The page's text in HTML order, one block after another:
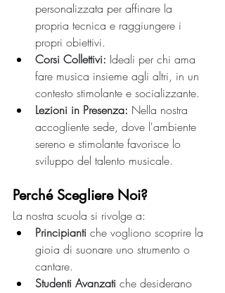
personalizzata per affinare la
propria tecnica e raggiungere i
propri obiettivi.
Corsi Collettivi: Ideali per chi ama
fare musica insieme agli altri, in un
contesto stimolante e socializzante.
Lezioni in Presenza: Nella nostra
accogliente sede, dove l'ambiente
sereno e stimolante favorisce lo
sviluppo del talento musicale.
Perché Scegliere Noi?
La nostra scuola si rivolge a:
Principianti che vogliono scoprire la
gioia di suonare uno strumento o
cantare.
Studenti Avanzati che desiderano